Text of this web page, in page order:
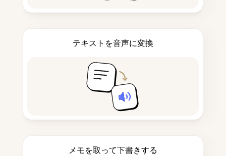
テキストを音声に変換
メモを取って下書きする